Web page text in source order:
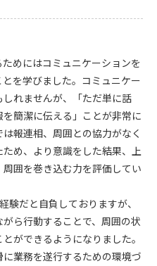
めにはコミュニケーションを
を学びました。コミュニケー
れませんが、「ただ単に話
簡潔に伝える」ことが非常に
報連相、周囲との協力がなく
め、より意識をした結果、上
囲を巻き込む力を評価してい
験だと自負しておりますが、
ら行動することで、周囲の状
ができるようになりました。
業務を遂行するための環境づ